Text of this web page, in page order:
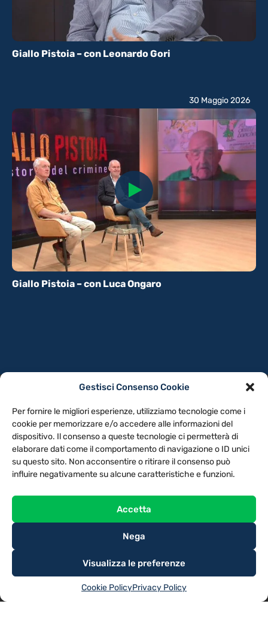
Gestisci Consenso Cookie
Per fornire le migliori esperienze, utilizziamo tecnologie come i
cookie per memorizzare e/o accedere alle informazioni del
dispositivo. Il consenso a queste tecnologie ci permetterà di
elaborare dati come il comportamento di navigazione o ID unici
su questo sito. Non acconsentire o ritirare il consenso può
influire negativamente su alcune caratteristiche e funzioni.
Accetta
Nega
Visualizza le preferenze
Cookie PolicyPrivacy Policy
Giallo Pistoia – con Leonardo Gori
Giallo Pistoia – con Luca Ongaro
30 Maggio 2026
NOTE LEGALI
CONTATTACI PREFERENZE
TV LIBERA S.P.A.
Via Monteleonese 95/21 – 51100 Pistoia (PT)
Tel. 0573.9136 / Fax 0573.913615